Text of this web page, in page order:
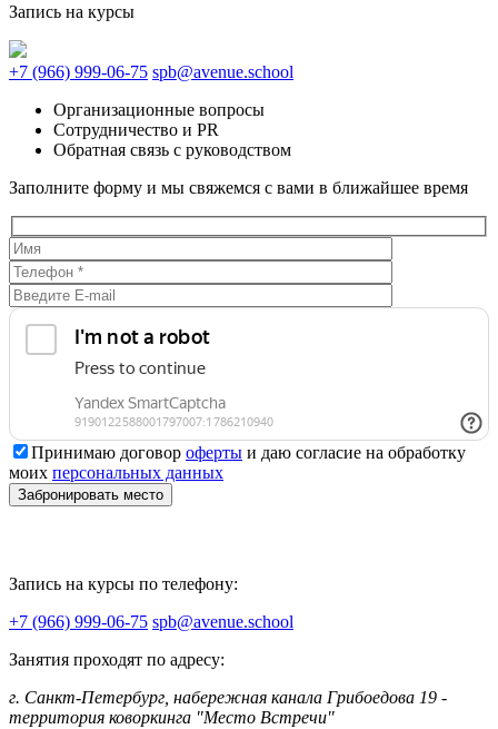
Запись на курсы
+7 (966) 999-06-75 spb@avenue.school
Организационные вопросы
Сотрудничество и PR
Обратная связь с руководством
Заполните форму и мы свяжемся с вами в ближайшее время
Принимаю договор оферты и даю согласие на обработку
моих персональных данных
Запись на курсы по телефону:
+7 (966) 999-06-75 spb@avenue.school
Занятия проходят по адресу:
г. Санкт-Петербург, набережная канала Грибоедова 19 -
территория коворкинга "Место Встречи"